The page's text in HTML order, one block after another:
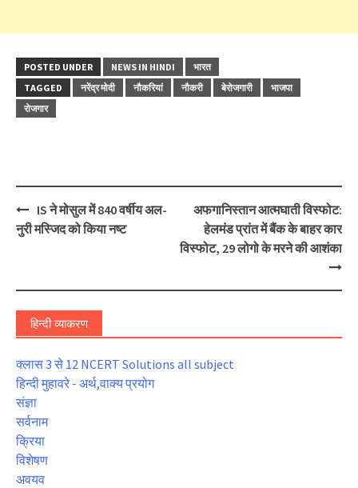
POSTED UNDER NEWS IN HINDI
भारत
TAGGED
नरेंद्र मोदी नौकरियां नौकरी बेरोजगारी
भाजपा
रोजगार
Post
navigation
IS ने मोसुल में 840 वर्षीय अल-
नुरी मस्जिद को किया नष्ट
अफगानिस्तान आत्मघाती विस्फोट:
हेलमंड प्रांत में बैंक के बाहर कार
विस्फोट, 29 लोगो के मरने की आशंका
हिन्दी व्याकरण
क्लास 3 से 12 NCERT Solutions all subject
हिन्दी मुहावरे - अर्थ,वाक्य प्रयोग
संज्ञा
सर्वनाम
क्रिया
विशेषण
अवयव